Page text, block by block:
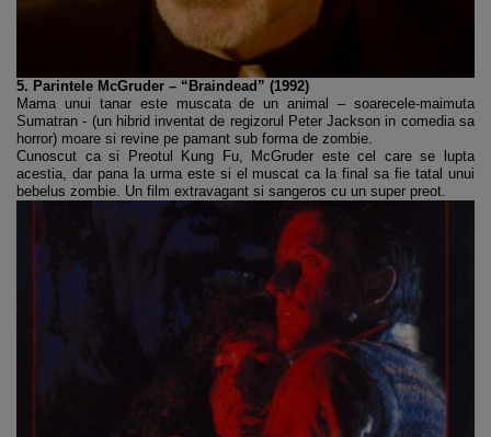
5. Parintele McGruder – “Braindead” (1992)
Mama unui tanar este muscata de un animal – soarecele-maimuta
Sumatran - (un hibrid inventat de regizorul Peter Jackson in comedia sa
horror) moare si revine pe pamant sub forma de zombie.
Cunoscut ca si Preotul Kung Fu, McGruder este cel care se lupta
acestia, dar pana la urma este si el muscat ca la final sa fie tatal unui
bebelus zombie. Un film extravagant si sangeros cu un super preot.